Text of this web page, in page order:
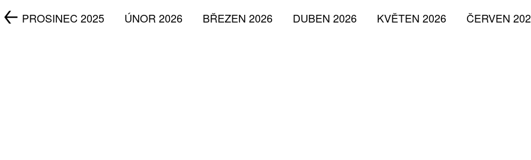
ČERVEN
KVĚTEN 2026
DUBEN 2026
BŘEZEN 2026
ÚNOR 2026
PROSINEC 2025